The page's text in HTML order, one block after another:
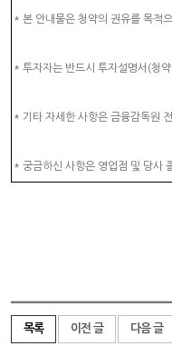
* 본 안내물은 청약의 권유를 목적
* 투자자는 반드시 투자설명서(청
* 기타 자세한 사항은 금융감독원
* 궁금하신 사항은 영업점 및 당사
목록 이전 글 다음 글